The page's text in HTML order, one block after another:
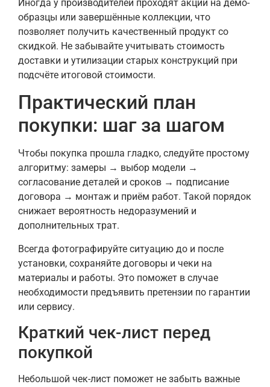
Иногда у производителей проходят акции на демо-
образцы или завершённые коллекции, что
позволяет получить качественный продукт со
скидкой. Не забывайте учитывать стоимость
доставки и утилизации старых конструкций при
подсчёте итоговой стоимости.
Практический план
покупки: шаг за шагом
Чтобы покупка прошла гладко, следуйте простому
алгоритму: замеры → выбор модели →
согласование деталей и сроков → подписание
договора → монтаж и приём работ. Такой порядок
снижает вероятность недоразумений и
дополнительных трат.
Всегда фотографируйте ситуацию до и после
установки, сохраняйте договоры и чеки на
материалы и работы. Это поможет в случае
необходимости предъявить претензии по гарантии
или сервису.
Краткий чек-лист перед
покупкой
Небольшой чек-лист поможет не забыть важные